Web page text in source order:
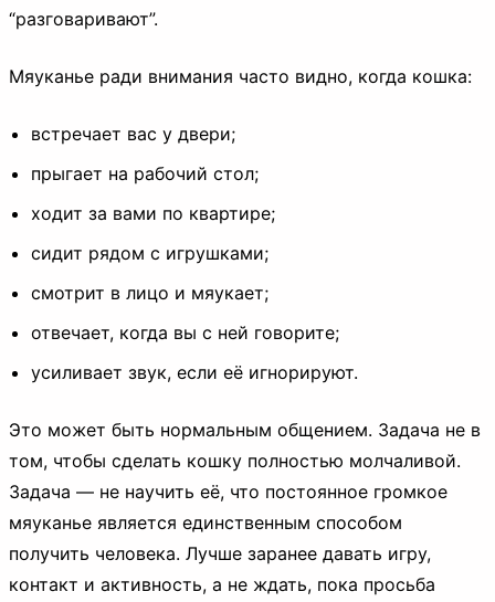
“разговаривают”.
Мяуканье ради внимания часто видно, когда кошка:
встречает вас у двери;
прыгает на рабочий стол;
ходит за вами по квартире;
сидит рядом с игрушками;
смотрит в лицо и мяукает;
отвечает, когда вы с ней говорите;
усиливает звук, если её игнорируют.
Это может быть нормальным общением. Задача не в
том, чтобы сделать кошку полностью молчаливой.
Задача — не научить её, что постоянное громкое
мяуканье является единственным способом
получить человека. Лучше заранее давать игру,
контакт и активность, а не ждать, пока просьба